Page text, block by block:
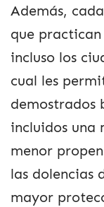
Además,
que
incluso los
cual les
demostrados
incluidos una
menor
las dolencias
mayor